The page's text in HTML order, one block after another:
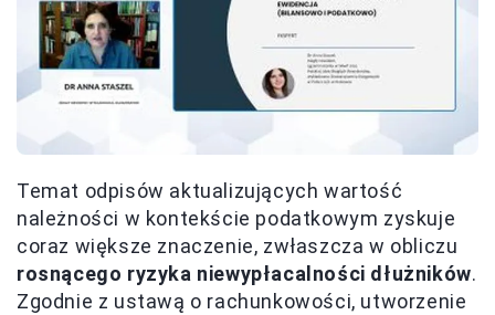
Temat odpisów aktualizujących wartość
należności w kontekście podatkowym zyskuje
coraz większe znaczenie, zwłaszcza w obliczu
rosnącego ryzyka niewypłacalności dłużników.
Zgodnie z ustawą o rachunkowości, utworzenie